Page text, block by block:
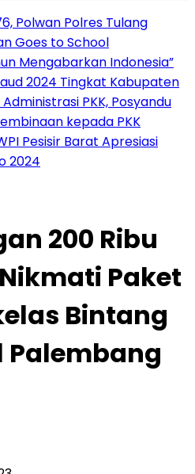
Polwan Polres Tulang
Goes to School
Mengabarkan Indonesia”
2024 Tingkat Kabupaten
PKK, Posyandu
kepada PKK
Pesisir Barat Apresiasi
2024
200 Ribu
Paket
Bintang
Palembang